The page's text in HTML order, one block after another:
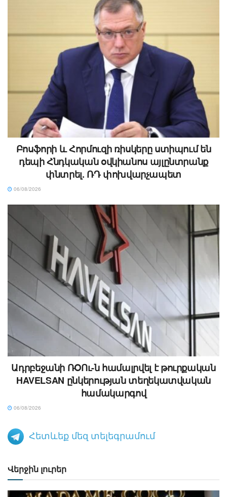
Բոսֆորի և Հորմուզի ռիսկերը ստիպում են
դեպի Հնդկական օվկիանոս այլընտրանք
փնտրել. ՌԴ փոխվարչապետ
06/08/2026
Ադրբեջանի ՌՕՈւ-ն համալրվել է թուրքական
HAVELSAN ընկերության տեղեկատվական
համակարգով
06/08/2026
Հետևեք մեզ տելեգրամում
Վերջին լուրեր